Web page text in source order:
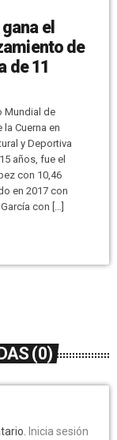
el
de
de 11
Mundial de
Cuerna en
y Deportiva
años, fue el
con 10,46
en 2017 con
con […]
(0)
Inicia sesión